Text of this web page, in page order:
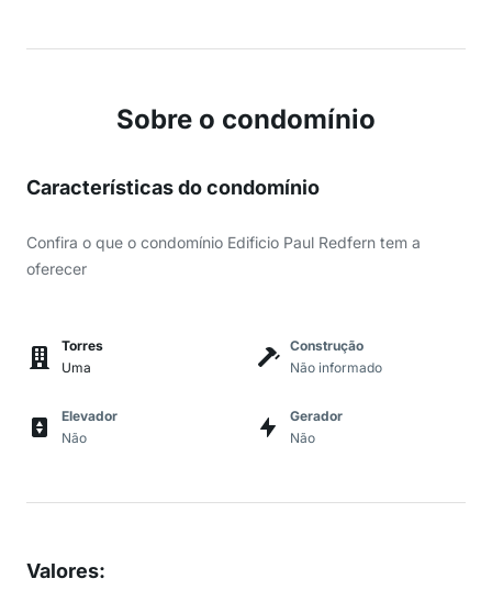
Sobre o condomínio
Características do condomínio
Confira o que o condomínio Edificio Paul Redfern tem a
oferecer
Torres
Uma
Construção
Não informado
Elevador
Não
Gerador
Não
Valores: